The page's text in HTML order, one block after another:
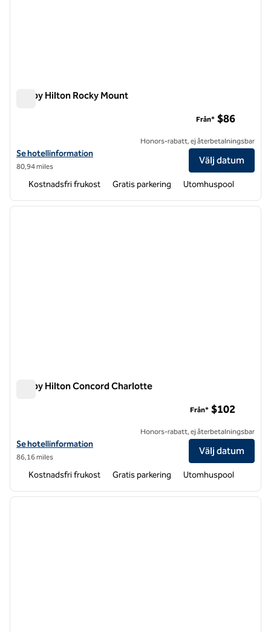
Tru by Hilton Rocky Mount
Visa hotelluppgifter för Tru by Hilton Rocky Mount
Se hotellinformation
80,94 miles
Från* $86
Honors-rabatt, ej återbetalningsbar
Välj datum
Kostnadsfri frukost Gratis parkering Utomhuspool
1 av 12
nästa
Tru by Hilton Concord Charlotte
Visa hotelluppgifter för Tru by Hilton Concord Charlotte
Se hotellinformation
86,16 miles
Från* $102
Honors-rabatt, ej återbetalningsbar
Välj datum
Kostnadsfri frukost Gratis parkering Utomhuspool
1 av 12
nästa